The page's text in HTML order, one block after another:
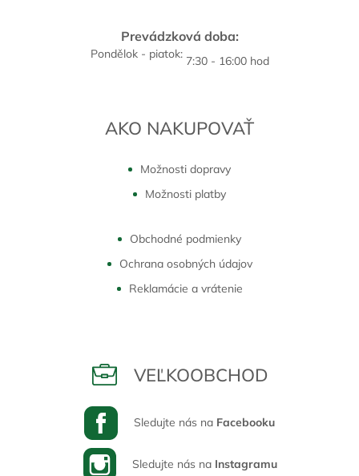
Prevádzková doba:
Pondělok - piatok: 7:30 - 16:00 hod
AKO NAKUPOVAŤ
Možnosti dopravy
Možnosti platby
Obchodné podmienky
Ochrana osobných údajov
Reklamácie a vrátenie
VEĽKOOBCHOD
Sledujte nás na Facebooku
Sledujte nás na Instagramu